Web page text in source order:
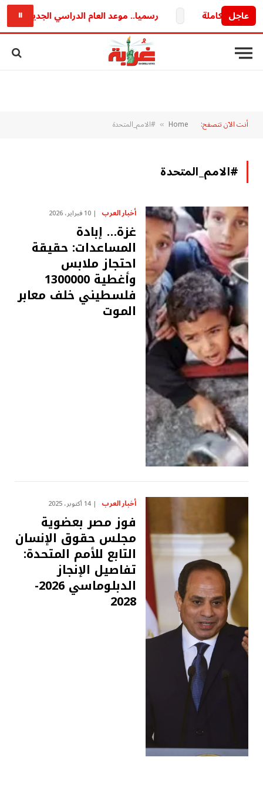
عاجل رسميا.. موعد العام الدراسي الجديد 2026/2027 وخريطة الدراسة والامتحانات كاملة ⏸
أنت الآن تتصفح: Home
» #الامم_المتحدة
#الامم_المتحدة
أخبار العرب 10 فبراير، 2026
غزة… إبادة
المساعدات: حقيقة
احتجاز ملابس
وأغطية 1300000
فلسطيني خلف معابر
الموت
أخبار العرب 14 أكتوبر، 2025
فوز مصر بعضوية
مجلس حقوق الإنسان
التابع للأمم المتحدة:
تفاصيل الإنجاز
الدبلوماسي 2026-
2028